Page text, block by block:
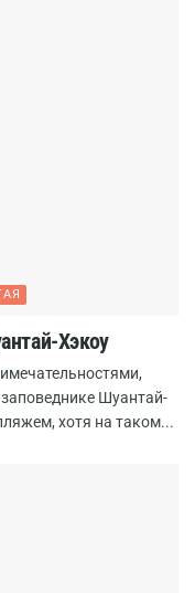
Хэкоу
Шуантай-
хотя на таком...